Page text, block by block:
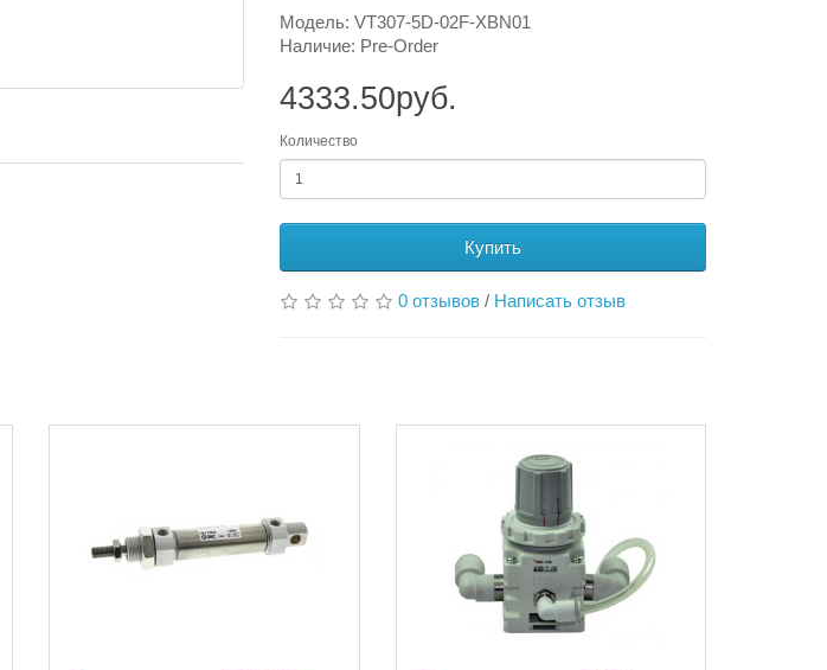
Модель: VT307-5D-02F-XBN01
Наличие: Pre-Order
4333.50руб.
Количество
Купить
0 отзывов / Написать отзыв